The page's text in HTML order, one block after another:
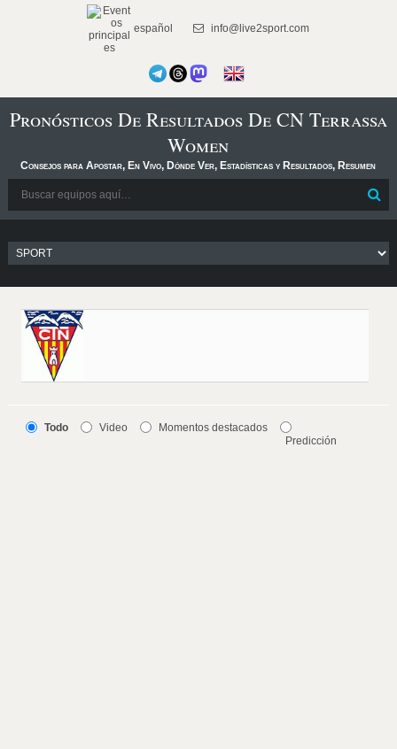
español info@live2sport.com
Pronósticos De Resultados De CN Terrassa
Women
Consejos para Apostar, En Vivo, Dónde Ver, Estadísticas y Resultados, Resumen
Todo Video
Momentos destacados
Predicción